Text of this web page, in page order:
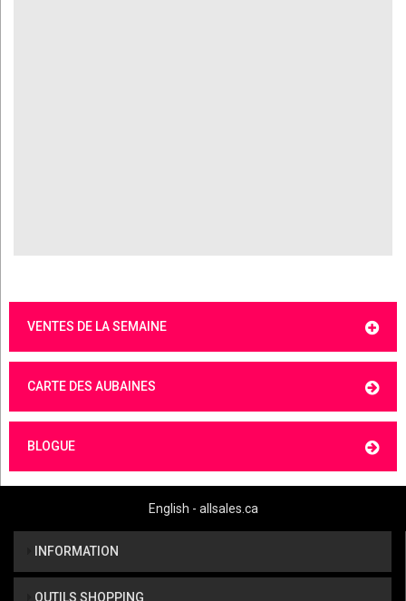
VENTES DE LA SEMAINE
CARTE DES AUBAINES
BLOGUE
English - allsales.ca
INFORMATION
OUTILS SHOPPING